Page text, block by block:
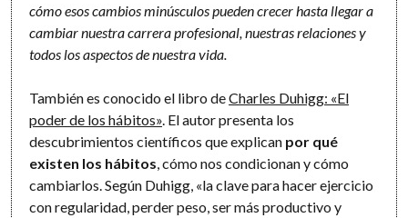
cómo esos cambios minúsculos pueden crecer hasta llegar a
cambiar nuestra carrera profesional, nuestras relaciones y
todos los aspectos de nuestra vida.
También es conocido el libro deCharles Duhigg: «El
poder de los hábitos» . El autor presenta los
descubrimientos científicos que explican por qué
existen los hábitos , cómo nos condicionan y cómo
cambiarlos. Según Duhigg, «la clave para hacer ejercicio
con regularidad, perder peso, ser más productivo y